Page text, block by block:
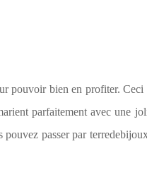
pouvoir bien en profiter. Ceci
parfaitement avec une
passer par